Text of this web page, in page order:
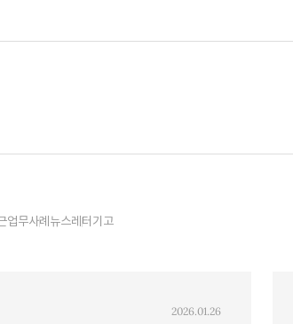
립 PEF의 올리브 인수 자문
고나라 인수 자문, 태영피씨엠 투자 자문
앤스킨 투자 자문
업무사례 뉴스레터 기고
2026.01.26